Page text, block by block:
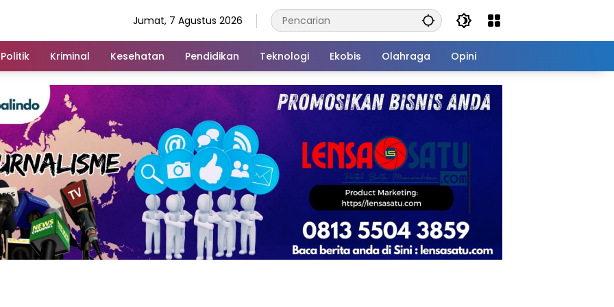
Jumat, 7 Agustus 2026
Politik Kriminal Kesehatan Pendidikan Teknologi Ekobis Olahraga Opini